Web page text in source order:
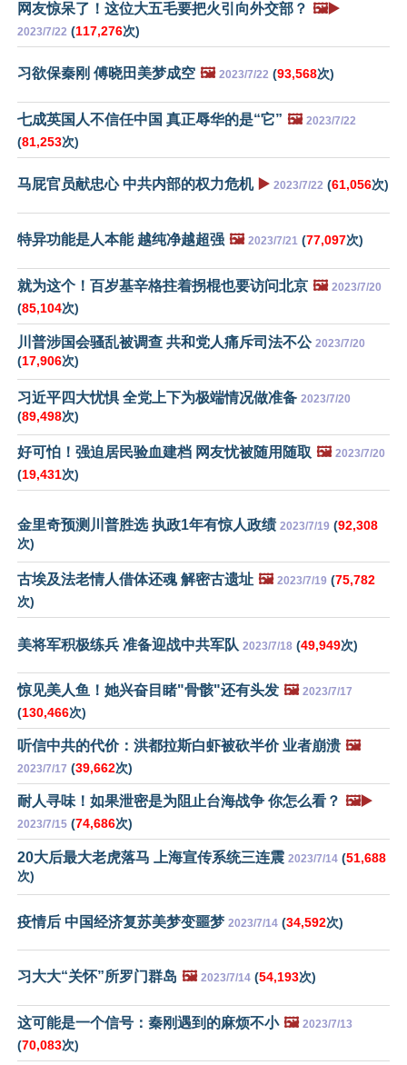
网友惊呆了！这位大五毛要把火引向外交部？ 🖼️▶️
2023/7/22 (117,276次)
习欲保秦刚 傅晓田美梦成空 🖼️ 2023/7/22 (93,568次)
七成英国人不信任中国 真正辱华的是“它” 🖼️ 2023/7/22
(81,253次)
马屁官员献忠心 中共内部的权力危机 ▶️ 2023/7/22 (61,056次)
特异功能是人本能 越纯净越超强 🖼️ 2023/7/21 (77,097次)
就为这个！百岁基辛格拄着拐棍也要访问北京 🖼️ 2023/7/20
(85,104次)
川普涉国会骚乱被调查 共和党人痛斥司法不公 2023/7/20
(17,906次)
习近平四大忧惧 全党上下为极端情况做准备 2023/7/20
(89,498次)
好可怕！强迫居民验血建档 网友忧被随用随取 🖼️ 2023/7/20
(19,431次)
金里奇预测川普胜选 执政1年有惊人政绩 2023/7/19 (92,308
次)
古埃及法老情人借体还魂 解密古遗址 🖼️ 2023/7/19 (75,782
次)
美将军积极练兵 准备迎战中共军队 2023/7/18 (49,949次)
惊见美人鱼！她兴奋目睹"骨骸"还有头发 🖼️ 2023/7/17
(130,466次)
听信中共的代价：洪都拉斯白虾被砍半价 业者崩溃 🖼️
2023/7/17 (39,662次)
耐人寻味！如果泄密是为阻止台海战争 你怎么看？ 🖼️▶️
2023/7/15 (74,686次)
20大后最大老虎落马 上海宣传系统三连震 2023/7/14 (51,688
次)
疫情后 中国经济复苏美梦变噩梦 2023/7/14 (34,592次)
习大大“关怀”所罗门群岛 🖼️ 2023/7/14 (54,193次)
这可能是一个信号：秦刚遇到的麻烦不小 🖼️ 2023/7/13
(70,083次)